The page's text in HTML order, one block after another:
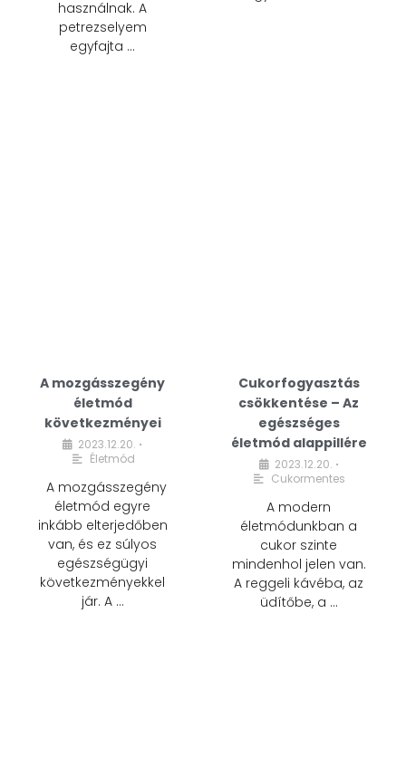
használnak. A
petrezselyem
egyfajta …
A mozgásszegény
életmód
következményei
2023.12.20. •
Életmód
A mozgásszegény
életmód egyre
inkább elterjedőben
van, és ez súlyos
egészségügyi
következményekkel
jár. A …
Cukorfogyasztás
csökkentése – Az
egészséges
életmód alappillére
2023.12.20. •
Cukormentes
A modern
életmódunkban a
cukor szinte
mindenhol jelen van.
A reggeli kávéba, az
üdítőbe, a …